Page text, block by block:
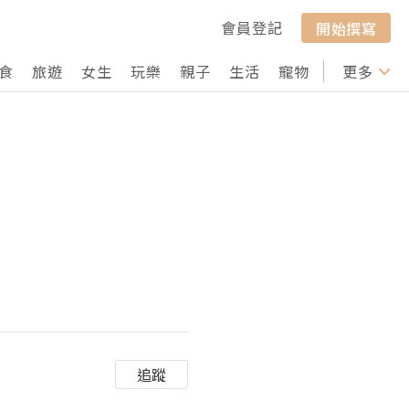
會員登記
開始撰寫
旅遊 女生 玩樂 親子 生活 寵物 行山 打卡
更多
追蹤